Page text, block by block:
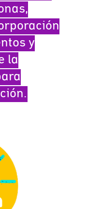
y
la